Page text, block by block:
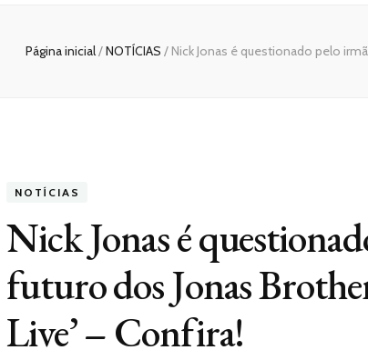
Página inicial/NOTÍCIAS / Nick Jonas é questionado pelo
NOTÍCIAS
Nick Jonas é
futuro dos Jonas
Live’ – Confira!